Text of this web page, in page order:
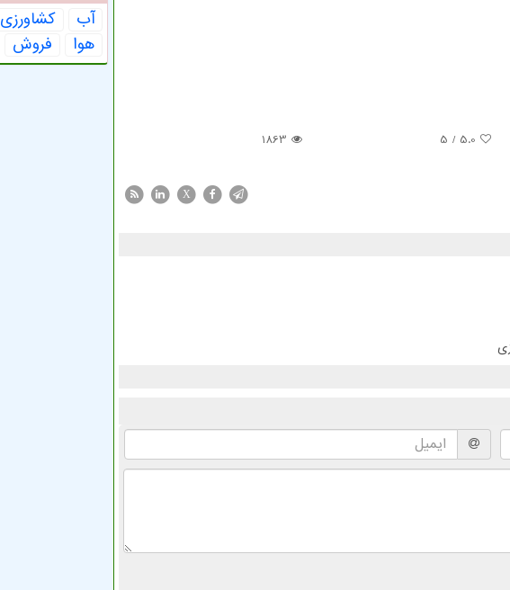
5.0
/ 5
1863
X
آب كشاورزی
هوا
فروش